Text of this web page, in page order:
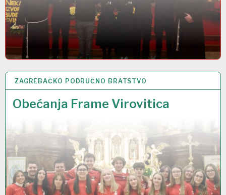
ZAGREBAČKO PODRUČNO BRATSTVO
Obećanja Frame Virovitica
5 STU 2025